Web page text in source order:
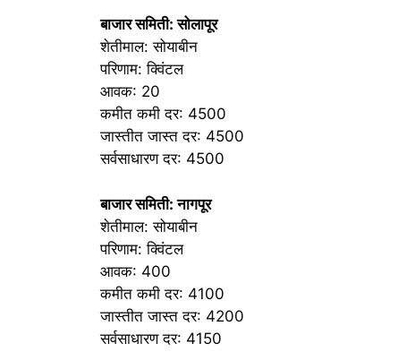
बाजार समिती: सोलापूर
शेतीमाल: सोयाबीन
परिणाम: क्विंटल
आवक: 20
कमीत कमी दर: 4500
जास्तीत जास्त दर: 4500
सर्वसाधारण दर: 4500
बाजार समिती: नागपूर
शेतीमाल: सोयाबीन
परिणाम: क्विंटल
आवक: 400
कमीत कमी दर: 4100
जास्तीत जास्त दर: 4200
सर्वसाधारण दर: 4150